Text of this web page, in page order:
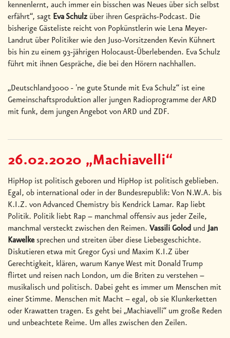
kennenlernt, auch immer ein bisschen was Neues über sich selbst
erfährt“, sagt Eva Schulz über ihren Gesprächs-Podcast. Die
bisherige Gästeliste reicht von Popkünstlerin wie Lena Meyer-
Landrut über Politiker wie den Juso-Vorsitzenden Kevin Kühnert
bis hin zu einem 93-jährigen Holocaust-Überlebenden. Eva Schulz
führt mit ihnen Gespräche, die bei den Hörern nachhallen.
„Deutschland3000 - 'ne gute Stunde mit Eva Schulz“ ist eine
Gemeinschaftsproduktion aller jungen Radioprogramme der ARD
mit funk, dem jungen Angebot von ARD und ZDF.
26.02.2020 „Machiavelli“
HipHop ist politisch geboren und HipHop ist politisch geblieben.
Egal, ob international oder in der Bundesrepublik: Von N.W.A. bis
K.I.Z. von Advanced Chemistry bis Kendrick Lamar. Rap liebt
Politik. Politik liebt Rap – manchmal offensiv aus jeder Zeile,
manchmal versteckt zwischen den Reimen. Vassili Golod undJan
Kawelkesprechen und streiten über diese Liebesgeschichte.
Diskutieren etwa mit Gregor Gysi und Maxim K.I.Z über
Gerechtigkeit, klären, warum Kanye West mit Donald Trump
flirtet und reisen nach London, um die Briten zu verstehen –
musikalisch und politisch. Dabei geht es immer um Menschen mit
einer Stimme. Menschen mit Macht – egal, ob sie Klunkerketten
oder Krawatten tragen. Es geht bei „Machiavelli“ um große Reden
und unbeachtete Reime. Um alles zwischen den Zeilen.